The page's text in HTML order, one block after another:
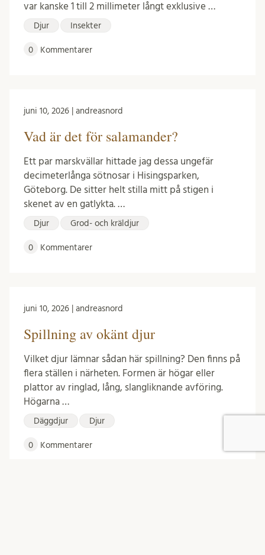
var kanske 1 till 2 millimeter långt exklusive …
Djur Insekter
0 Kommentarer
juni 10, 2026 | andreasnord
Vad är det för salamander?
Ett par marskvällar hittade jag dessa ungefär
decimeterlånga sötnosar i Hisingsparken,
Göteborg. De sitter helt stilla mitt på stigen i
skenet av en gatlykta. …
Djur Grod- och kräldjur
0 Kommentarer
juni 10, 2026 | andreasnord
Spillning av okänt djur
Vilket djur lämnar sådan här spillning? Den finns på
flera ställen i närheten. Formen är högar eller
plattor av ringlad, lång, slangliknande avföring.
Högarna …
Däggdjur Djur
0 Kommentarer